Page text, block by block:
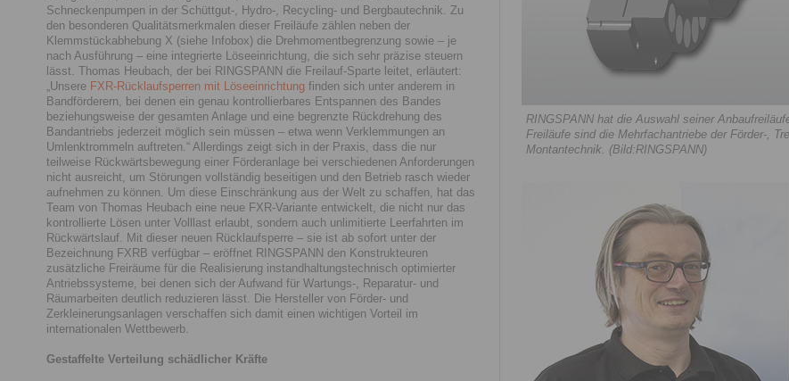
Schneckenpumpen in der Schüttgut-, Hydro-, Recycling- und Bergbautechnik. Zu
den besonderen Qualitätsmerkmalen dieser Freiläufe zählen neben der
Klemmstückabhebung X (siehe Infobox) die Drehmomentbegrenzung sowie – je
nach Ausführung – eine integrierte Löseeinrichtung, die sich sehr präzise steuern
lässt. Thomas Heubach, der bei RINGSPANN die Freilauf-Sparte leitet, erläutert:
„Unsere FXR-Rücklaufsperren mit Löseeinrichtung finden sich unter anderem in
Bandförderern, bei denen ein genau kontrollierbares Entspannen des Bandes
beziehungsweise der gesamten Anlage und eine begrenzte Rückdrehung des
Bandantriebs jederzeit möglich sein müssen – etwa wenn Verklemmungen an
Umlenktrommeln auftreten.“ Allerdings zeigt sich in der Praxis, dass die nur
teilweise Rückwärtsbewegung einer Förderanlage bei verschiedenen Anforderungen
nicht ausreicht, um Störungen vollständig beseitigen und den Betrieb rasch wieder
aufnehmen zu können. Um diese Einschränkung aus der Welt zu schaffen, hat das
Team von Thomas Heubach eine neue FXR-Variante entwickelt, die nicht nur das
kontrollierte Lösen unter Volllast erlaubt, sondern auch unlimitierte Leerfahrten im
Rückwärtslauf. Mit dieser neuen Rücklaufsperre – sie ist ab sofort unter der
Bezeichnung FXRB verfügbar – eröffnet RINGSPANN den Konstrukteuren
zusätzliche Freiräume für die Realisierung instandhaltungstechnisch optimierter
Antriebssysteme, bei denen sich der Aufwand für Wartungs-, Reparatur- und
Räumarbeiten deutlich reduzieren lässt. Die Hersteller von Förder- und
Zerkleinerungsanlagen verschaffen sich damit einen wichtigen Vorteil im
internationalen Wettbewerb.
Gestaffelte Verteilung schädlicher Kräfte
RINGSPANN hat die Auswahl seiner
Freiläufe sind die Mehrfachantriebe der Förder-,
Montantechnik. (Bild:RINGSPANN)